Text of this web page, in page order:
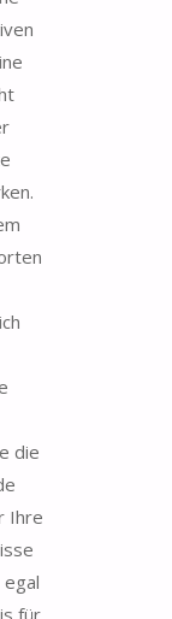
die
Ihre
für